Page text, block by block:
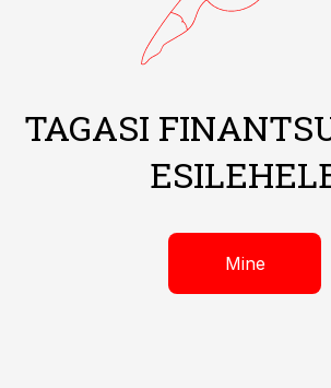
TAGASI
Mine